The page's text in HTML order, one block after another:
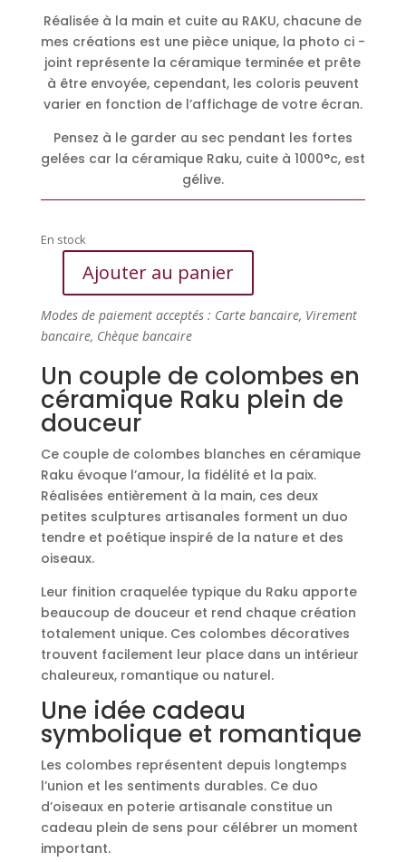
Réalisée à la main et cuite au RAKU, chacune de
mes créations est une pièce unique, la photo ci -
joint représente la céramique terminée et prête
à être envoyée, cependant, les coloris peuvent
varier en fonction de l’affichage de votre écran.
Pensez à le garder au sec pendant les fortes
gelées car la céramique Raku, cuite à 1000°c, est
gélive.
En stock
quantité
Couple
de
colombes
blanches
en
céramique
Raku
–
duo
amoureux
Ajouter au panier
Modes de paiement acceptés : Carte bancaire, Virement
bancaire, Chèque bancaire
Un couple de colombes en
céramique Raku plein de
douceur
Ce couple de colombes blanches en céramique
Raku évoque l’amour, la fidélité et la paix.
Réalisées entièrement à la main, ces deux
petites sculptures artisanales forment un duo
tendre et poétique inspiré de la nature et des
oiseaux.
Leur finition craquelée typique du Raku apporte
beaucoup de douceur et rend chaque création
totalement unique. Ces colombes décoratives
trouvent facilement leur place dans un intérieur
chaleureux, romantique ou naturel.
Une idée cadeau
symbolique et romantique
Les colombes représentent depuis longtemps
l’union et les sentiments durables. Ce duo
d’oiseaux en poterie artisanale constitue un
cadeau plein de sens pour célébrer un moment
important.